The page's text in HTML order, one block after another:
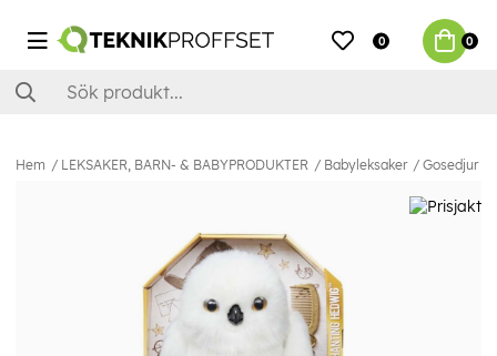
0 0
Hem LEKSAKER, BARN- & BABYPRODUKTER Babyleksaker Gosedjur